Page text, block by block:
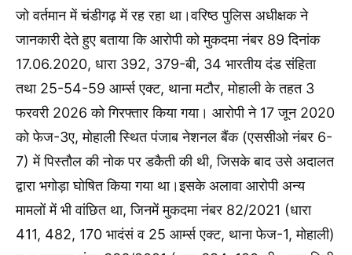
जो वर्तमान में चंडीगढ़ में रह रहा था।वरिष्ठ पुलिस अधीक्षक ने
जानकारी देते हुए बताया कि आरोपी को मुकदमा नंबर 89 दिनांक
17.06.2020, धारा 392, 379-बी, 34 भारतीय दंड संहिता
तथा 25-54-59 आर्म्स एक्ट, थाना मटौर, मोहाली के तहत 3
फरवरी 2026 को गिरफ्तार किया गया। आरोपी ने 17 जून 2020
को फेज-3ए, मोहाली स्थित पंजाब नेशनल बैंक (एससीओ नंबर 6-
7) में पिस्तौल की नोक पर डकैती की थी, जिसके बाद उसे अदालत
द्वारा भगोड़ा घोषित किया गया था।इसके अलावा आरोपी अन्य
मामलों में भी वांछित था, जिनमें मुकदमा नंबर 82/2021 (धारा
411, 482, 170 भादंसं व 25 आर्म्स एक्ट, थाना फेज-1, मोहाली)